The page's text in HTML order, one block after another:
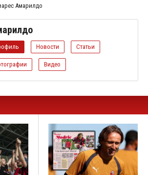
Амарилдо
Новости Статьи
Видео